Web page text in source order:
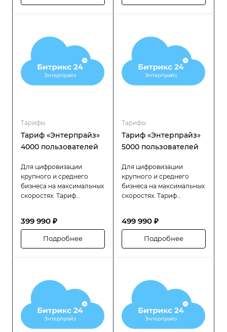
надёжность и гибкость в
управлении
распределённой
структурой.
надёжность и гибкость в
управлении
распределённой
структурой.
Тарифы
Тариф «Энтерпрайз»
4000 пользователей
Для цифровизации
крупного и среднего
бизнеса на максимальных
скоростях. Тариф
для компаний с большой
сотрудников (до 4000
надёжность и гибкость в
управлении
распределённой
структурой.
399 990 ₽
Подробнее
Тарифы
Тариф «Энтерпрайз»
5000 пользователей
Для цифровизации
крупного и среднего
бизнеса на максимальных
скоростях. Тариф
для компаний с большой
сотрудников (до 5000
надёжность и гибкость в
управлении
распределённой
структурой.
499 990 ₽
Подробнее